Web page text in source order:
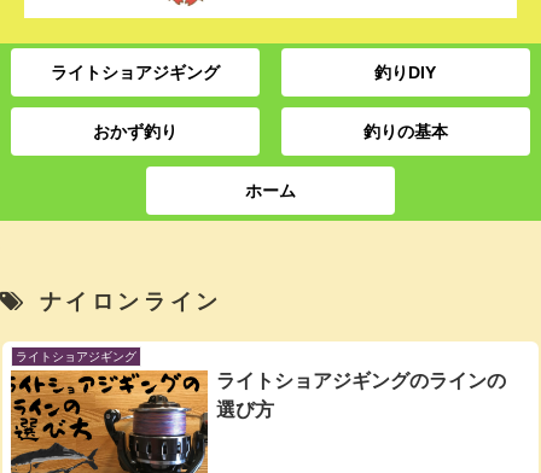
ライトショアジギング 釣りDIY
おかず釣り 釣りの基本
ホーム
ナイロンライン
ライトショアジギング
ライトショアジギングのラインの
選び方